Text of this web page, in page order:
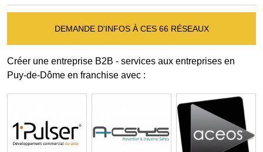
DEMANDE D'INFOS À CES 66 RÉSEAUX
Créer une entreprise B2B - services aux entreprises en
Puy-de-Dôme en franchise avec :